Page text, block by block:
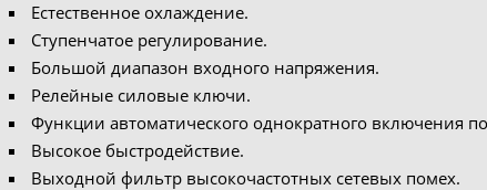
Естественное охлаждение.
Ступенчатое регулирование.
Большой диапазон входного напряжения.
Релейные силовые ключи.
Функции автоматического однократного включения
Высокое быстродействие.
Выходной фильтр высокочастотных сетевых помех.